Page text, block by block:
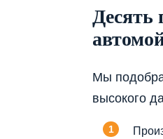
Десять
Мы
высокого